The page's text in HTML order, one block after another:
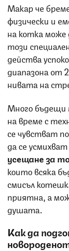
Макар че
физически и
на котка може
този
действа
диапазона от
нивата на
Много бъдещи
на време с
се чувстват
да се
усещане за
които всяка
смисъл
приятна, а
душата.
Как да